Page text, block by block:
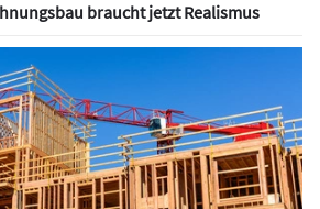
braucht jetzt Realismus